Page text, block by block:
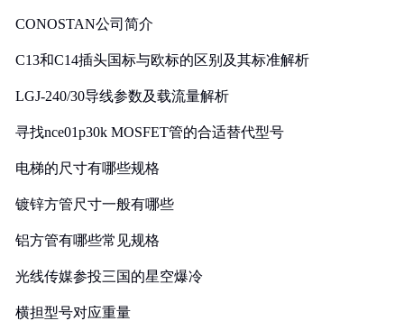
CONOSTAN公司简介
C13和C14插头国标与欧标的区别及其标准解析
LGJ-240/30导线参数及载流量解析
寻找nce01p30k MOSFET管的合适替代型号
电梯的尺寸有哪些规格
镀锌方管尺寸一般有哪些
铝方管有哪些常见规格
光线传媒参投三国的星空爆冷
横担型号对应重量